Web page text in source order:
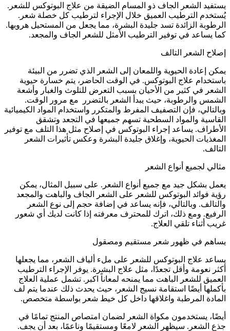
يستفيد الشعر الجاف ذو المسام الضيقة من علاج البوتوكس للشعر.
يُستخدم الترطيب العميق خلال الإجراء لترطيب كل خصلة شعر.
الرطوبة الزائدة تسد جليدة البشرة، مما يجعل من المستحيل هروبها.
كما يساعد في توفير الترطيب الأمثل للشعر الجاف والمجعد.
إصلاح الشعر التالف
يمكن إعادة الحيوية واللمعان إلى الشعر الذي تضرر من البيئة
باستخدام علاج البوتوكس. في الوقت الحاضر، يتم خسارة حيوية
الشعر في كثير من الأحيان بسبب التعرض للتلوث والغبار وأشعة
الشمس والرطوبة، حيث يبدأ الشعر بالتضرر مع مرور الوقت.
وبالتالي، فإن التصفيف المفرط والمتكرر واستخدام المواد الكيميائية
القاسية والمواد السطحية تسهم جميعها في التجعد وتشقق
الأطراف. يساعد إجراء البوتوكس في إصلاح مثل هذا التلف مع توفير
المغذيات الحيوية، وإغلاق جليدة البشرة وعكس تأثيرات الشعر
التالف.
مثالي لجميع أنواع الشعر
يعمل بشكل جيد مع جميع أنواع الشعر. على سبيل المثال، يمكن
رؤية فوائد البوتوكس للشعر على الشعر الجاف والباهت والمجعد
والتالف. وبالتالي، فإنه يساعد في إضافة حجم إلى نوع الشعر
الرفيع. ومع ذلك، اترك للمحترف معرفته إذا كانت لديك أي شعور
غريب أثناء تلقي العلاج.
يساهم في ظهور شعر مستقيم ومصقول
يساعد علاج البوتوكس للشعر على ملء ألياف الشعر، مما يجعلها
أكثر نعومة وأقل تجعدًا، مثل علاج البشرة. يوفر الإجراء الترطيب
العميق للشعر الباهت مما يمنحه لمعاناً اكبر. تشمل عملية العلاج
بأكملها أيضًا استقامة نسيج الشعر، حيث يحدث ذلك عندما يتم لف
المادة المرطبة واغلاقها داخل كل خيط شعر بواسطة متخصص.
أيضًا، يستخدمون مكواة الشعر لضمان امتصاص المنتج تمامًا في
جذع الشعر. سيظهر الشعر لامعًا ومستقيمًا وناعمًا، بعد أن يجف.